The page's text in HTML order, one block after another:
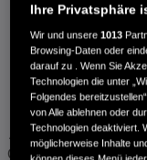
ZURÜCK
Auf der Suche nach
Ob Großeinkauf
Ihre Privatsphäre
Wir und unsere1013
Browsing-Daten oder
darauf zu . Wenn Sie
Technologien die unter
Folgendes
von Alle ablehnen oder
Technologien deaktiviert.
möglicherweise Inhalte